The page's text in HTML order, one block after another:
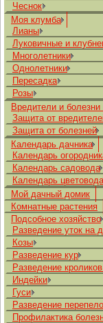
Чеснок
Моя клумба
Лианы
Луковичные и
Многолетники
Однолетники
Пересадка
Розы
Вредители и болезни
Защита от
Защита от болезней
Календарь дачника
Календарь
Календарь садовода
Календарь цветовода
Мой дачный домик
Комнатные растения
Подсобное хозяйство
Разведение уток на
Козы
Разведение кур
Разведение
Индейки
Гуси
Разведение
Профилактика